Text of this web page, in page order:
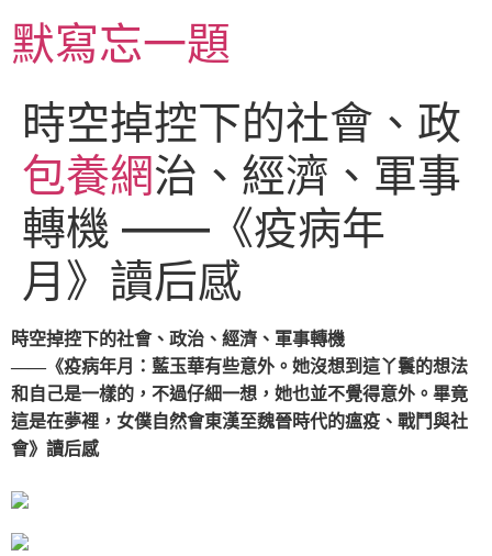
至
主默寫忘一題
時空掉控下的社會、政
包養網治、經濟、軍事
轉機 ——《疫病年
月》讀后感
時空掉控下的社會、政治、經濟、軍事轉機
——《疫病年月：藍玉華有些意外。她沒想到這丫鬟的想法
和自己是一樣的，不過仔細一想，她也並不覺得意外。畢竟
這是在夢裡，女僕自然會東漢至魏晉時代的瘟疫、戰鬥與社
會》讀后感